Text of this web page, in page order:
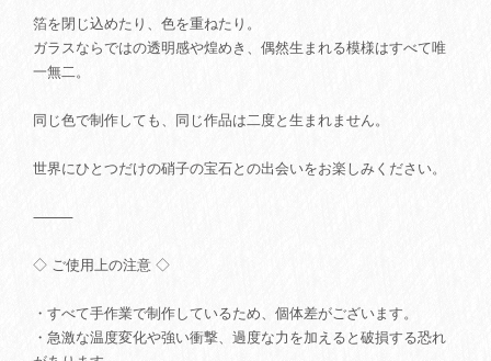
箔を閉じ込めたり、色を重ねたり。
ガラスならではの透明感や煌めき、偶然生まれる模様はすべて唯
一無二。
同じ色で制作しても、同じ作品は二度と生まれません。
世界にひとつだけの硝子の宝石との出会いをお楽しみください。
⸻
◇ ご使用上の注意 ◇
・すべて手作業で制作しているため、個体差がございます。
・急激な温度変化や強い衝撃、過度な力を加えると破損する恐れ